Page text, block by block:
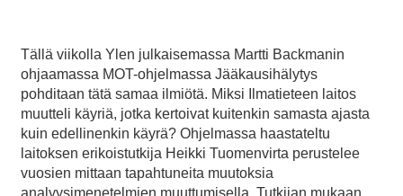
Tällä viikolla Ylen julkaisemassa Martti Backmanin
ohjaamassa MOT-ohjelmassa Jääkausihälytys
pohditaan tätä samaa ilmiötä. Miksi Ilmatieteen laitos
muutteli käyriä, jotka kertoivat kuitenkin samasta ajasta
kuin edellinenkin käyrä? Ohjelmassa haastateltu
laitoksen erikoistutkija Heikki Tuomenvirta perustelee
vuosien mittaan tapahtuneita muutoksia